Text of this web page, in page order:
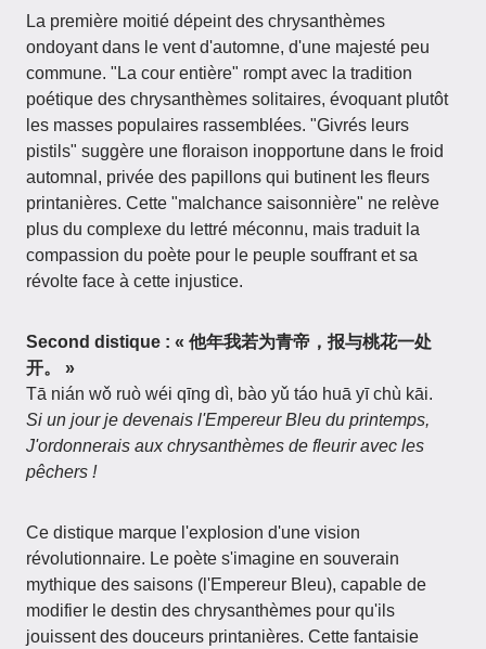
La première moitié dépeint des chrysanthèmes
ondoyant dans le vent d'automne, d'une majesté peu
commune. "La cour entière" rompt avec la tradition
poétique des chrysanthèmes solitaires, évoquant plutôt
les masses populaires rassemblées. "Givrés leurs
pistils" suggère une floraison inopportune dans le froid
automnal, privée des papillons qui butinent les fleurs
printanières. Cette "malchance saisonnière" ne relève
plus du complexe du lettré méconnu, mais traduit la
compassion du poète pour le peuple souffrant et sa
révolte face à cette injustice.
Second distique : « 他年我若为青帝，报与桃花一处
开。 »
Tā nián wǒ ruò wéi qīng dì, bào yǔ táo huā yī chù kāi.
Si un jour je devenais l'Empereur Bleu du printemps,
J'ordonnerais aux chrysanthèmes de fleurir avec les
pêchers !
Ce distique marque l'explosion d'une vision
révolutionnaire. Le poète s'imagine en souverain
mythique des saisons (l'Empereur Bleu), capable de
modifier le destin des chrysanthèmes pour qu'ils
jouissent des douceurs printanières. Cette fantaisie